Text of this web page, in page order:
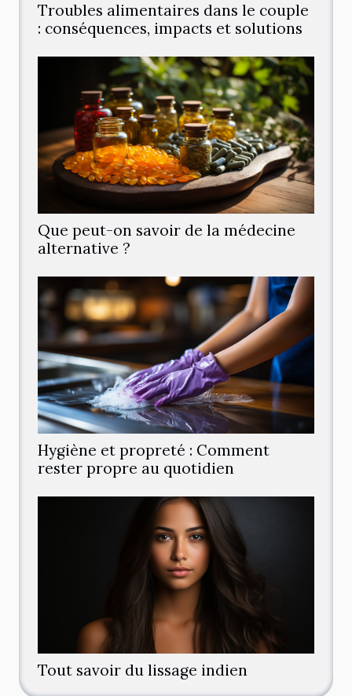
Troubles alimentaires dans le couple
: conséquences, impacts et solutions
Que peut-on savoir de la médecine
alternative ?
Hygiène et propreté : Comment
rester propre au quotidien
Tout savoir du lissage indien